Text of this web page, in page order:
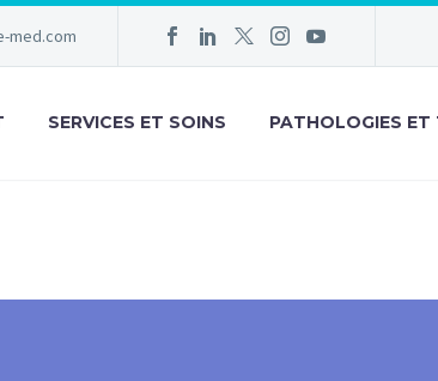
med.com
SERVICES ET SOINS PATHOLOGIES ET